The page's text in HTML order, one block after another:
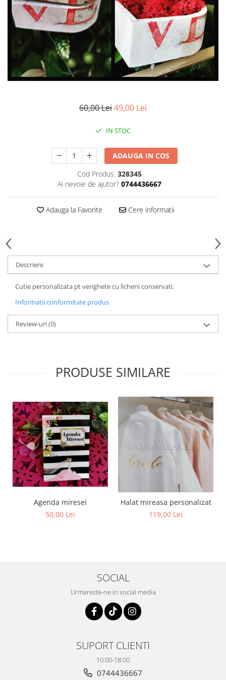
Pachete marturii
Pungi si cutii prajituri
Sticle si borcane
Cutii flori de hartie
Cutii flori de sapun
Cutii flori mixte
Cutii LUX
Aranjamente tematice
2025 Craciun
2020 Craciun si Anul Nou
2023 Crăciun
Toamna și Halloween
Valentine's Day
Buchete extravagante
60,00 Lei49,00 Lei
IN STOC
ADAUGA IN COS
Cod Produs: 328345
Ai nevoie de ajutor? 0744436667
Adauga la Favorite Cere informatii
Descriere
Cutie personalizata pt verighete cu licheni conservati.
Informatii conformitate produs
Review-uri(0)
PRODUSE SIMILARE
Agenda miresei
50,00 Lei
Halat mireasa personalizat
119,00 Lei
SOCIAL
Urmareste-ne in social media
SUPORT CLIENTI
10:00-18:00
0744436667